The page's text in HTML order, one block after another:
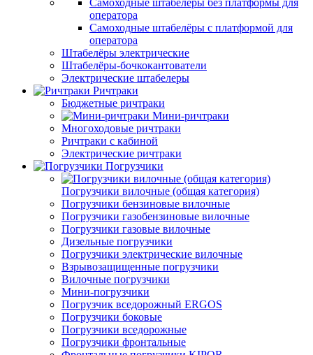
Самоходные штабелёры без платформы для
оператора
Самоходные штабелёры с платформой для
оператора
Штабелёры электрические
Штабелёры-бочкокантователи
Электрические штабелеры
Ричтраки
Бюджетные ричтраки
Мини-ричтраки
Многоходовые ричтраки
Ричтраки с кабиной
Электрические ричтраки
Погрузчики
Погрузчики вилочные (общая категория)
Погрузчики бензиновые вилочные
Погрузчики газобензиновые вилочные
Погрузчики газовые вилочные
Дизельные погрузчики
Погрузчики электрические вилочные
Взрывозащищенные погрузчики
Вилочные погрузчики
Мини-погрузчики
Погрузчик вседорожный ERGOS
Погрузчики боковые
Погрузчики вседорожные
Погрузчики фронтальные